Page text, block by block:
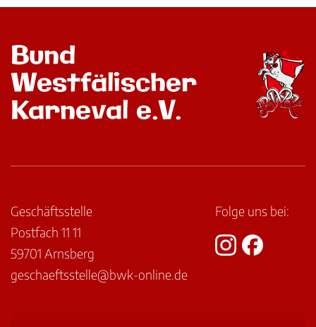
Bund
Westfälischer
Karneval e.V.
Geschäftsstelle
Postfach 11 11
59701 Arnsberg
geschaeftsstelle@bwk-online.de
Folge uns bei: